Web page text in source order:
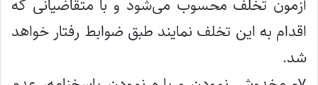
آزمون تخلف محسوب می‌شود و با متقاضیانی که
اقدام به این تخلف نمایند طبق ضوابط رفتار خواهد
شد.